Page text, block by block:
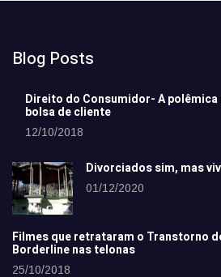
Blog Posts
Direito do Consumidor- A
bolsa de cliente
12/10/2018
Divorciados sim, mas
01/12/2020
Filmes que retrataram o Transtorno
Borderline nas telonas
25/10/2018